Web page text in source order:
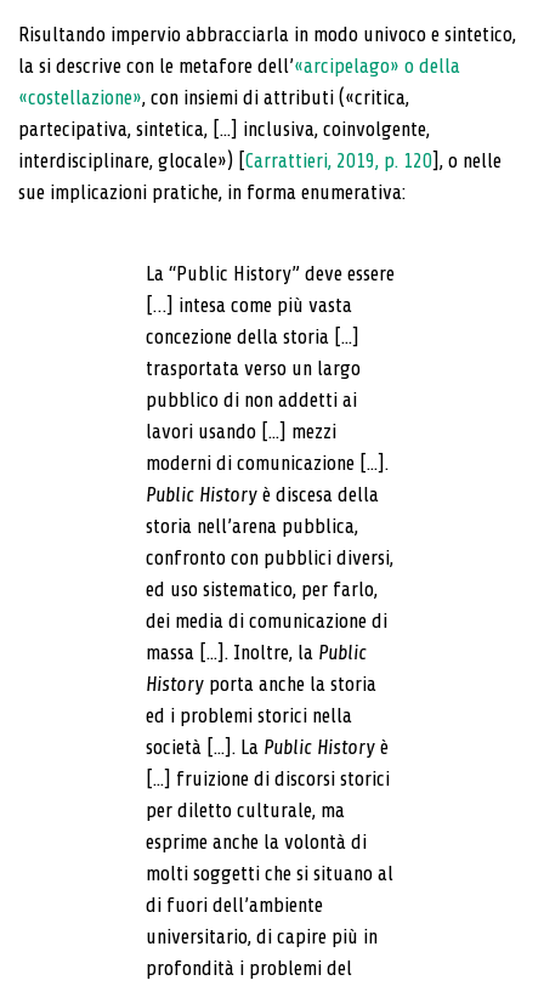
Risultando impervio abbracciarla in modo univoco e sintetico,
la si descrive con le metafore dell’«arcipelago» o della
«costellazione», con insiemi di attributi («critica,
partecipativa, sintetica, [...] inclusiva, coinvolgente,
interdisciplinare, glocale») [Carrattieri, 2019, p. 120], o nelle
sue implicazioni pratiche, in forma enumerativa:
La “Public History” deve essere
[…] intesa come più vasta
concezione della storia [...]
trasportata verso un largo
pubblico di non addetti ai
lavori usando [...] mezzi
moderni di comunicazione [...].
Public History è discesa della
storia nell’arena pubblica,
confronto con pubblici diversi,
ed uso sistematico, per farlo,
dei media di comunicazione di
massa [...]. Inoltre, la Public
History porta anche la storia
ed i problemi storici nella
società [...]. La Public History è
[...] fruizione di discorsi storici
per diletto culturale, ma
esprime anche la volontà di
molti soggetti che si situano al
di fuori dell’ambiente
universitario, di capire più in
profondità i problemi del